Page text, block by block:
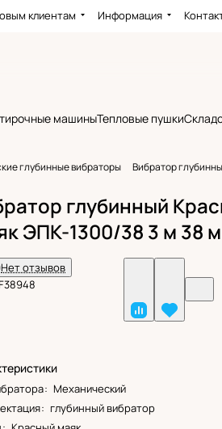
клиентам Информация
машиныТепловые пушки
глубинные вибраторы Вибратор
глубинный
ЭПК-1300/38 3 м 38
Нет отзывов
: Механический
: глубинный вибратор